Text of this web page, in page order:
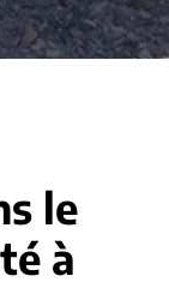
le
à